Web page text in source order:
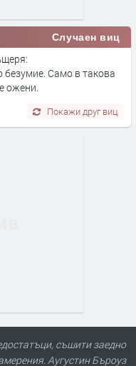
Случаен виц
безумие. Само в такова
ожени.
Покажи друг виц
съшити заедно
Аугустин Бъроуз